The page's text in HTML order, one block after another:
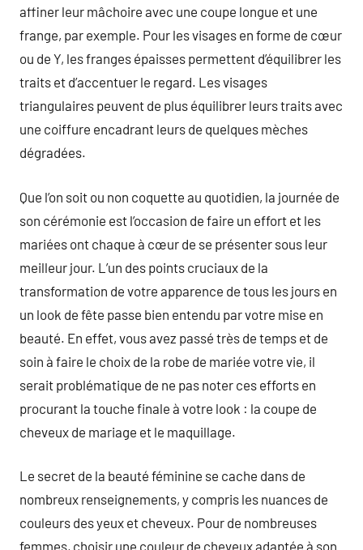
affiner leur mâchoire avec une coupe longue et une
frange, par exemple. Pour les visages en forme de cœur
ou de Y, les franges épaisses permettent d’équilibrer les
traits et d’accentuer le regard. Les visages
triangulaires peuvent de plus équilibrer leurs traits avec
une coiffure encadrant leurs de quelques mèches
dégradées.
Que l’on soit ou non coquette au quotidien, la journée de
son cérémonie est l’occasion de faire un effort et les
mariées ont chaque à cœur de se présenter sous leur
meilleur jour. L’un des points cruciaux de la
transformation de votre apparence de tous les jours en
un look de fête passe bien entendu par votre mise en
beauté. En effet, vous avez passé très de temps et de
soin à faire le choix de la robe de mariée votre vie, il
serait problématique de ne pas noter ces efforts en
procurant la touche finale à votre look : la coupe de
cheveux de mariage et le maquillage.
Le secret de la beauté féminine se cache dans de
nombreux renseignements, y compris les nuances de
couleurs des yeux et cheveux. Pour de nombreuses
femmes, choisir une couleur de cheveux adaptée à son